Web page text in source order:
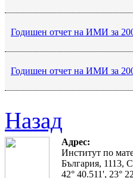
Годишен отчет на ИМИ за
Годишен отчет на ИМИ за
Назад
Адрес:
Институт по
България, 1113,
42° 40.511', 23°